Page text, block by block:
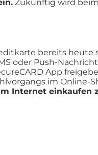
Zukünftig wird
bereits heute
oder Push-Nachricht
App
im
Internet einkaufen